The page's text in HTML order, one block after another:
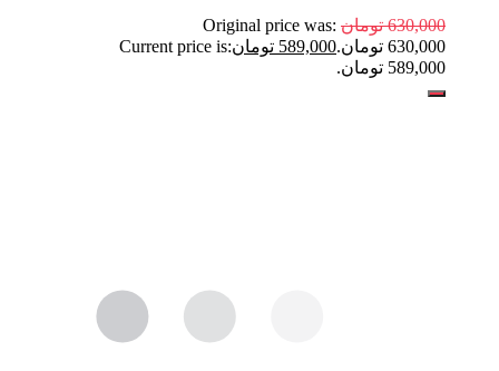
630,000 تومان Original price was:
630,000 تومان.
589,000 تومانCurrent price is:
589,000 تومان.